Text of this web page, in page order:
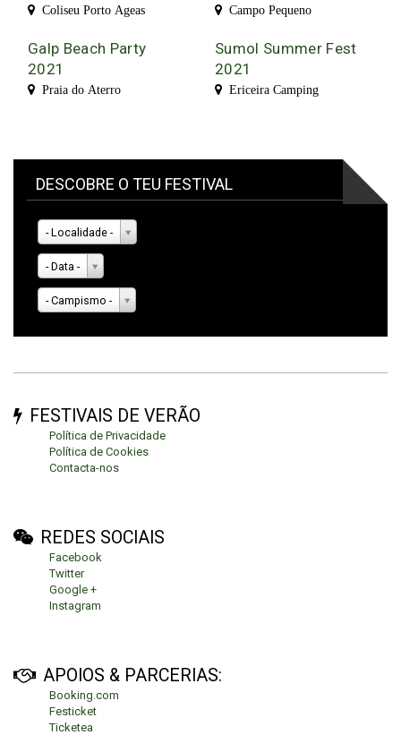
Coliseu Porto Ageas Campo Pequeno
Galp Beach Party
2021
Praia do Aterro
Sumol Summer Fest
2021
Ericeira Camping
DESCOBRE O TEU FESTIVAL
- Localidade -
- Data -
- Campismo -
FESTIVAIS DE VERÃO
Política de Privacidade
Política de Cookies
Contacta-nos
REDES SOCIAIS
Facebook
Twitter
Google +
Instagram
APOIOS & PARCERIAS:
Booking.com
Festicket
Ticketea